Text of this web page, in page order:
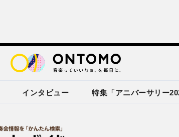
インタビュー 特集「アニバーサリー